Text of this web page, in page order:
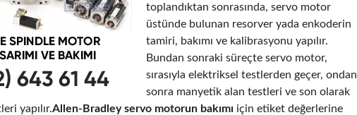
toplandıktan sonrasında, servo motor
üstünde bulunan resorver yada enkoderin
tamiri, bakımı ve kalibrasyonu yapılır.
Bundan sonraki süreçte servo motor,
sırasıyla elektriksel testlerden geçer, ondan
sonra manyetik alan testleri ve son olarak
yapılır.Allen-Bradley servo motorun bakımı için etiket değerlerine